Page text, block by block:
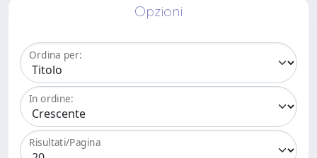
Opzioni
Ordina per:
In ordine:
Risultati/Pagina